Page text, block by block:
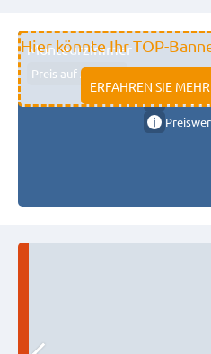
Hier könnte Ihr TOP-
ERFAHREN SIE MEHR
Monteurzimmer
Preis auf Anfrage
11333